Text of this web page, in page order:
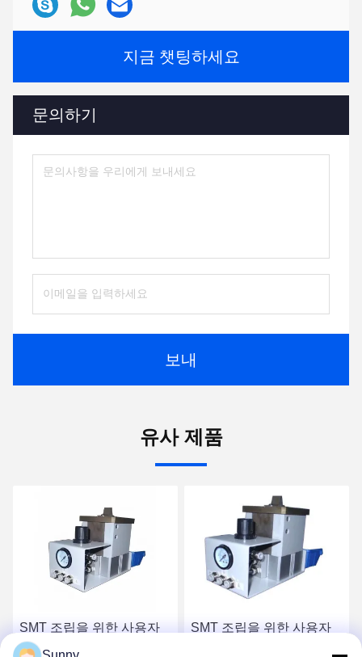
지금 챗팅하세요
문의하기
보내
유사 제품
SMT 조립을 위한 사용자
정의 가능한 커터와 함께
SMT 조립을 위한 사용자